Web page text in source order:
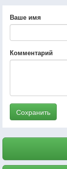
Ваше имя
Комментарий
Сохранить